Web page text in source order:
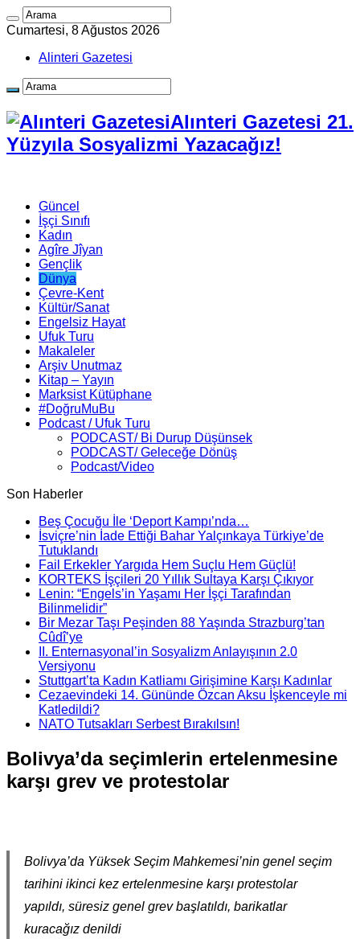
Cumartesi, 8 Ağustos 2026
Alinteri Gazetesi
Alınteri Gazetesi 21.
Yüzyıla Sosyalizmi Yazacağız!
Güncel
İşçi Sınıfı
Kadın
Agîre Jîyan
Gençlik
Dünya
Çevre-Kent
Kültür/Sanat
Engelsiz Hayat
Ufuk Turu
Makaleler
Arşiv Unutmaz
Kitap – Yayın
Marksist Kütüphane
#DoğruMuBu
Podcast / Ufuk Turu
PODCAST/ Bi Durup Düşünsek
PODCAST/ Geleceğe Dönüş
Podcast/Video
Son Haberler
Beş Çocuğu İle ‘Deport Kampı’nda…
İsviçre’nin İade Ettiği Bahar Yalçınkaya Türkiye’de
Tutuklandı
Fail Erkekler Yargıda Hem Suçlu Hem Güçlü!
KORTEKS İşçileri 20 Yıllık Sultaya Karşı Çıkıyor
Lenin: “Engels’in Yaşamı Her İşçi Tarafından
Bilinmelidir”
Bir Mezar Taşı Peşinden 88 Yaşında Strazburg’tan
Cûdî’ye
II. Enternasyonal’in Sosyalizm Anlayışının 2.0
Versiyonu
Stuttgart’ta Kadın Katliamı Girişimine Karşı Kadınlar
Cezaevindeki 14. Gününde Özcan Aksu İşkenceyle mi
Katledildi?
NATO Tutsakları Serbest Bırakılsın!
Bolivya’da seçimlerin ertelenmesine
karşı grev ve protestolar
Bolivya’da Yüksek Seçim Mahkemesi’nin genel seçim
tarihini ikinci kez ertelenmesine karşı protestolar
yapıldı, süresiz genel grev başlatıldı, barikatlar
kuracağız denildi